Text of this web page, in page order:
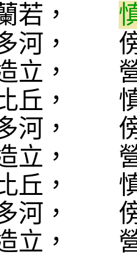
蘭若，
河， 傍
立， 營
丘， 慎
河， 傍
立， 營
丘， 慎
河， 傍
立， 營